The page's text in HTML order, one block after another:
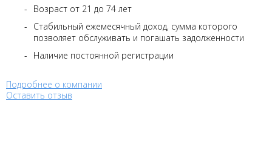
Возраст от 21 до 74 лет
Стабильный ежемесячный доход, сумма которого
позволяет обслуживать и погашать задолженности
Наличие постоянной регистрации
Подробнее о компании
Оставить отзыв